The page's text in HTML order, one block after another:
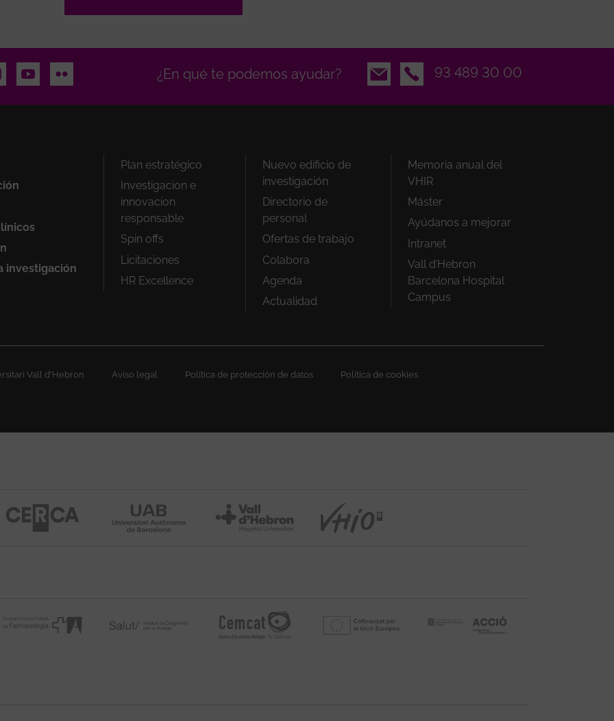
Youtube
Flickr ¿En qué te podemos ayudar? Email 93 489 30 00
investigación
Peu
Plan estratégico
Investigacion e
innovacion
responsable
Spin offs
Licitaciones
HR Excellence
Nuevo edificio de
investigación
Directorio de
personal
Ofertas de trabajo
Colabora
Agenda
Actualidad
Memoria anual del
VHIR
Máster
Ayúdanos a mejorar
Intranet
Vall d’Hebron
Barcelona Hospital
Campus
Vall d'Hebron Aviso legal Política de protección de datos Política de cookies